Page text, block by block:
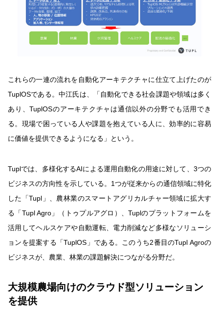
これらの一連の流れを自動化アーキテクチャに仕立て上げたのが
TuplOSである。中江氏は、「自動化できる社会課題や領域は多く
あり、TuplOSのアーキテクチャは通信以外の分野でも活用でき
る。現場で困っている人や課題を抱えている人に、効率的に容易
に価値を提供できるようになる」という。
Tuplでは、多様化するAIによる運用自動化の用途に対して、3つの
ビジネスの方向性を示している。1つが従来からの通信領域に特化
した「Tupl」、農林業のスマートアグリカルチャー領域に拡大す
る「Tupl Agro」（トゥプルアグロ）、Tuplのプラットフォームを
活用してヘルスケアや自動運転、電力削減など多様なソリューシ
ョンを提案する「TuplOS」である。このうち2番目のTupl Agroの
ビジネスが、農業、林業の課題解決につながる分野だ。
大規模農場向けのクラウド型ソリューション
を提供